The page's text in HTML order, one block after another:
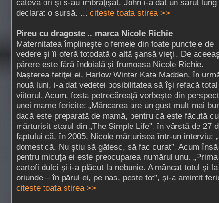
câteva ori şi s-au îmbrăţişat. John i-a dat un sărut lung
declarat o sursă. ... citeste toata stirea >>
Pireu cu dragoste .. marca Nicole Richie
Maternitatea împlineşte o femeie din toate punctele de
vedere şi îi oferă totodată o altă şansă vieţii. De
părere este fără îndoială şi frumoasa Nicole Richie.
Naşterea fetiţei ei, Harlow Winter Kate Madden, în
nouă luni, i-a dat vedetei posibilitatea să îşi refacă total
viitorul. Acum, fosta petrecăreaţă vorbeşte din
unei mame fericite: „Mâncarea are un gust mult mai
dacă este preparată de mamă, pentru că este făcută
mărturisit starul din „The Simple Life”, în vârstă de 27
faptului că, în 2005, Nicole mărturisea într-un interviu:
domestică. Nu ştiu să gătesc, să fac curat”. Acum
pentru micuţa ei este preocuparea numărul unu.
cartofi dulci şi i-a plăcut la nebunie. A mâncat totul şi
oriunde – în părul ei, pe nas, peste tot”, şi-a amintit
citeste toata stirea >>